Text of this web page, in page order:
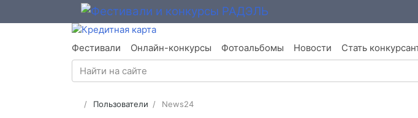
Фестивали Онлайн-конкурсы Фотоальбомы Новости Стать
Пользователи News24